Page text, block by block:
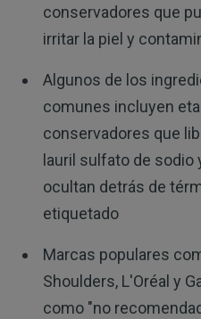
conservadores que
irritar la piel y
Algunos de los
comunes incluyen
conservadores que
lauril sulfato de
ocultan detrás de
etiquetado
Marcas populares
Shoulders, L'Oréal y
como "no